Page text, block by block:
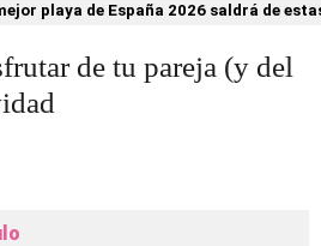
playa de España 2026 saldrá de
de tu pareja (y del